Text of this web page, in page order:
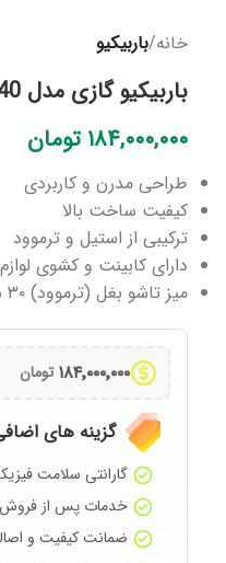
خانه باربیکیو
باربیکیو گازی مدل SRC 140
۱۸۴,۰۰۰,۰۰۰ تومان
طراحی مدرن و کاربردی
کیفیت ساخت بالا
ترکیبی از استیل و ترموود
دارای کابینت و کشوی لوازم
میز تاشو بغل (ترموود) ۳۰ سانتیمتر
۱۸۴٬۰۰۰٬۰۰۰ تومان
گزینه های
گارانتی سلامت
خدمات پس از فروش
ضمانت کیفیت و